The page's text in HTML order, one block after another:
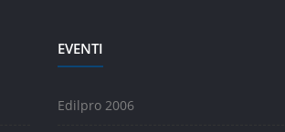
EVENTI
Edilpro 2006